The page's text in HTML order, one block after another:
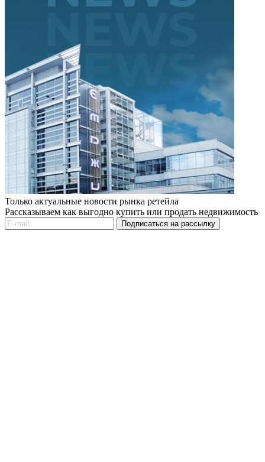
Только актуальные новости рынка ретейла
Рассказываем как выгодно купить или продать недвижимость